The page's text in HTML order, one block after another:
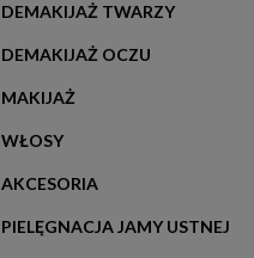
DEMAKIJAŻ TWARZY
DEMAKIJAŻ OCZU
MAKIJAŻ
WŁOSY
AKCESORIA
PIELĘGNACJA JAMY USTNEJ